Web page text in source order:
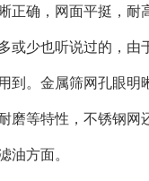
正确，网面平挺，耐
或少也听说过的，由
到。金属筛网孔眼明
磨等特性，不锈钢网
油方面。